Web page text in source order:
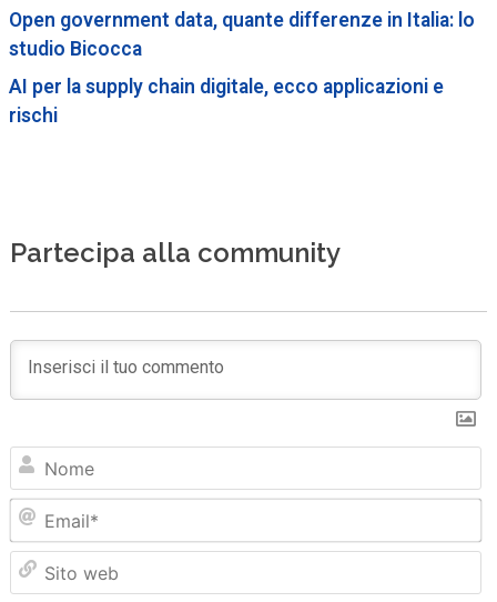
Open government data, quante differenze in Italia: lo
studio Bicocca
AI per la supply chain digitale, ecco applicazioni e
rischi
Partecipa alla community